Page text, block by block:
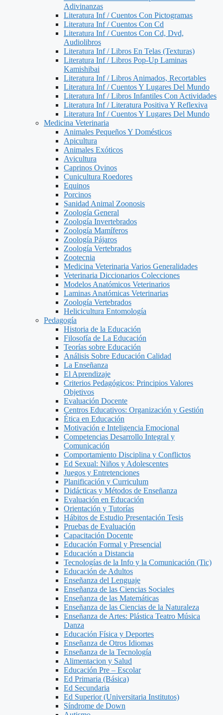
Adivinanzas
Literatura Inf / Cuentos Con Pictogramas
Literatura Inf / Cuentos Con Cd
Literatura Inf / Cuentos Con Cd, Dvd,
Audiolibros
Literatura Inf / Libros En Telas (Texturas)
Literatura Inf / Libros Pop-Up Laminas
Kamishibai
Literatura Inf / Libros Animados, Recortables
Literatura Inf / Cuentos Y Lugares Del Mundo
Literatura Inf / Libros Infantiles Con Actividades
Literatura Inf / Literatura Positiva Y Reflexiva
Literatura Inf / Cuentos Y Lugares Del Mundo
Medicina Veterinaria
Animales Pequeños Y Domésticos
Apicultura
Animales Exóticos
Avicultura
Caprinos Ovinos
Cunicultura Roedores
Equinos
Porcinos
Sanidad Animal Zoonosis
Zoología General
Zoología Invertebrados
Zoología Mamíferos
Zoología Pájaros
Zoología Vertebrados
Zootecnia
Medicina Veterinaria Varios Generalidades
Veterinaria Diccionarios Colecciones
Modelos Anatómicos Veterinarios
Laminas Anatómicas Veterinarias
Zoología Vertebrados
Helicicultura Entomología
Pedagogía
Historia de la Educación
Filosofía de La Educación
Teorías sobre Educación
Análisis Sobre Educación Calidad
La Enseñanza
El Aprendizaje
Criterios Pedagógicos: Principios Valores
Objetivos
Evaluación Docente
Centros Educativos: Organización y Gestión
Ética en Educación
Motivación e Inteligencia Emocional
Competencias Desarrollo Integral y
Comunicación
Comportamiento Disciplina y Conflictos
Ed Sexual: Niños y Adolescentes
Juegos y Entretenciones
Planificación y Curriculum
Didácticas y Métodos de Enseñanza
Evaluación en Educación
Orientación y Tutorías
Hábitos de Estudio Presentación Tesis
Pruebas de Evaluación
Capacitación Docente
Educación Formal y Presencial
Educación a Distancia
Tecnologías de la Info y la Comunicación (Tic)
Educación de Adultos
Enseñanza del Lenguaje
Enseñanza de las Ciencias Sociales
Enseñanza de las Matemáticas
Enseñanza de las Ciencias de la Naturaleza
Enseñanza de Artes: Plástica Teatro Música
Danza
Educación Física y Deportes
Enseñanza de Otros Idiomas
Enseñanza de la Tecnología
Alimentacion y Salud
Educación Pre – Escolar
Ed Primaria (Básica)
Ed Secundaria
Ed Superior (Universitaria Institutos)
Síndrome de Down